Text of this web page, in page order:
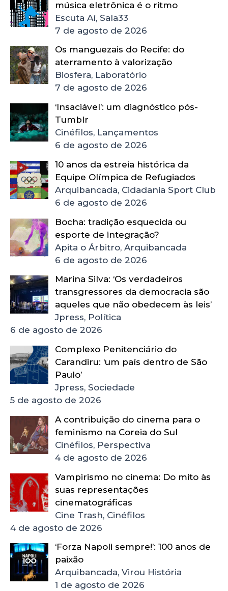
música eletrônica é o ritmo
Escuta Aí, Sala33
7 de agosto de 2026
Os manguezais do Recife: do
aterramento à valorização
Biosfera, Laboratório
7 de agosto de 2026
‘Insaciável’: um diagnóstico pós-
Tumblr
Cinéfilos, Lançamentos
6 de agosto de 2026
10 anos da estreia histórica da
Equipe Olímpica de Refugiados
Arquibancada, Cidadania Sport Club
6 de agosto de 2026
Bocha: tradição esquecida ou
esporte de integração?
Apita o Árbitro, Arquibancada
6 de agosto de 2026
Marina Silva: ‘Os verdadeiros
transgressores da democracia são
aqueles que não obedecem às leis’
Jpress, Política
6 de agosto de 2026
Complexo Penitenciário do
Carandiru: ‘um país dentro de São
Paulo’
Jpress, Sociedade
5 de agosto de 2026
A contribuição do cinema para o
feminismo na Coreia do Sul
Cinéfilos, Perspectiva
4 de agosto de 2026
Vampirismo no cinema: Do mito às
suas representações
cinematográficas
Cine Trash, Cinéfilos
4 de agosto de 2026
‘Forza Napoli sempre!’: 100 anos de
paixão
Arquibancada, Virou História
1 de agosto de 2026